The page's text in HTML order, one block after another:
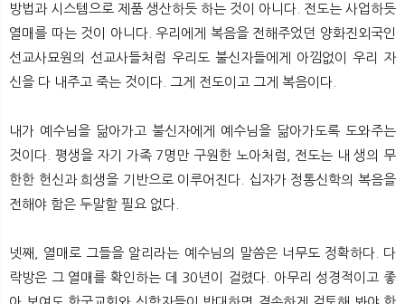
방법과 시스템으로 제품 생산하듯 하는 것이 아니다. 전도는 사업하듯
열매를 따는 것이 아니다. 우리에게 복음을 전해주었던 양화진외국인
선교사묘원의 선교사들처럼 우리도 불신자들에게 아낌없이 우리 자
신을 다 내주고 죽는 것이다. 그게 전도이고 그게 복음이다.
내가 예수님을 닮아가고 불신자에게 예수님을 닮아가도록 도와주는
것이다. 평생을 자기 가족 7명만 구원한 노아처럼, 전도는 내 생의 무
한한 헌신과 희생을 기반으로 이루어진다. 십자가 정통신학의 복음을
전해야 함은 두말할 필요 없다.
넷째, 열매로 그들을 알리라는 예수님의 말씀은 너무도 정확하다. 다
락방은 그 열매를 확인하는 데 30년이 걸렸다. 아무리 성경적이고 좋